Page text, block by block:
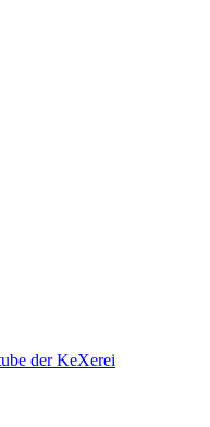
der KeXerei